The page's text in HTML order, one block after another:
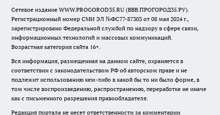
Сетевое издание WWW.PROGOROD35.RU (ВВВ.ПРОГОРОД35.РУ).
Регистрационный номер СМИ ЭЛ №ФС77-87303 от 08 мая 2024 г.,
зарегистрировано Федеральной службой по надзору в сфере связи,
информационных технологий и массовых коммуникаций.
Возрастная категория сайта 16+.
Вся информация, размещенная на данном сайте, охраняется в
соответствии с законодательством РФ об авторском праве и не
подлежит использованию кем-либо в какой бы то ни было форме, в
том числе воспроизведению, распространению, переработке не иначе
как с письменного разрешения правообладателя.
Редакция портала не несет ответственности за комментарии